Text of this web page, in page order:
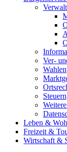
Ver-
Wahlen
Leben &
Freizeit &
Wirtschaft &